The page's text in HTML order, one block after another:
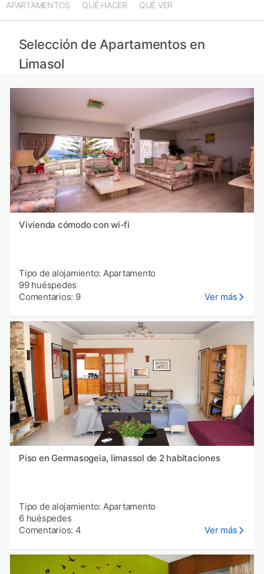
APARTAMENTOS QUÉ HACER QUÉ VER
Selección de Apartamentos en
Limasol
Vivienda cómodo con wi-fi
Tipo de alojamiento: Apartamento
99 huéspedes
Comentarios: 9
Ver más
Piso en Germasogeia, limassol de 2 habitaciones
Tipo de alojamiento: Apartamento
6 huéspedes
Comentarios: 4
Ver más